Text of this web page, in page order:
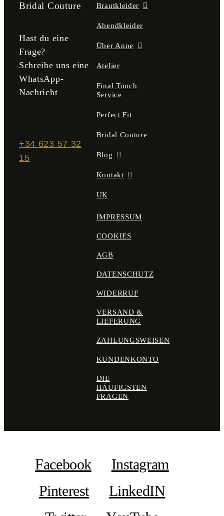
Bridal Couture
Hast du eine
Frage?
Schreibe uns eine
WhatsApp-
Nachricht
+34 623 57 32
15
Brautkleider
Abendkleider
Über Anne
Atelier
Final Touch
Service
Perfect Fit
Bridal Couture
Blog
Kontakt
UK
IMPRESSUM
COOKIES
AGB
DATENSCHUTZ
WIDERRUF
VERSAND &
LIEFERUNG
ZAHLUNGSWEISEN
KUNDENKONTO
DIE
HÄUFIGSTEN
FRAGEN
Facebook
Instagram
Pinterest
LinkedIN